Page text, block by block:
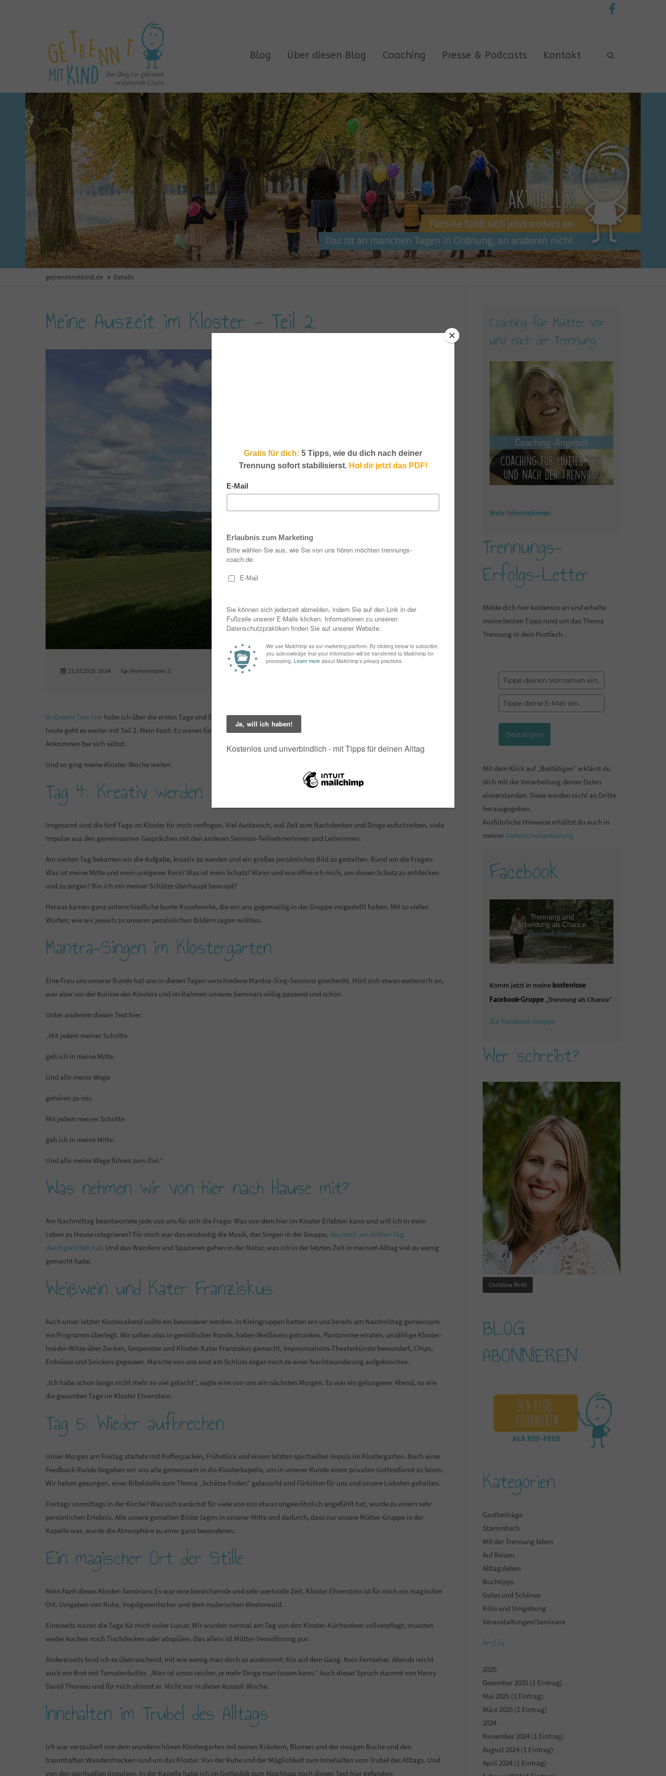
Blog Über diesen Blog Coaching Presse & Podcasts Kontakt
getrenntmitkind.de Details
Meine Auszeit im Kloster - Teil 2
21.07.2019. 19:04 (Kommentare: 1)
In diesem Text hier habe ich über die ersten Tage und Erfahrungen während meines Sommer-Kloster-Seminars geschrieben. Und
heute geht es weiter mit Teil 2. Mein Fazit: Es waren fünf eindrucksvolle Tage. Mit Ruhe, Natur, spirituellen Impulsen und einem
Ankommen bei sich selbst.
Und so ging meine Kloster-Woche weiter:
Tag 4: Kreativ werden
Insgesamt sind die fünf Tage im Kloster für mich verflogen. Viel Austausch, viel Zeit zum Nachdenken und Dinge aufschreiben, viele
Impulse aus den gemeinsamen Gesprächen mit den anderen Seminar-Teilnehmerinnen und Leiterinnen.
Am vierten Tag bekamen wir die Aufgabe, kreativ zu werden und ein großes persönliches Bild zu gestalten. Rund um die Fragen:
Was ist meine Mitte und mein ureigener Kern? Was ist mein Schatz? Wann und wie öffne ich mich, um diesen Schatz zu entdecken
und zu zeigen? Bin ich mir meiner Schätze überhaupt bewusst?
Heraus kamen ganz unterschiedliche bunte Kunstwerke, die wir uns gegenseitig in der Gruppe vorgestellt haben. Mit so vielen
Worten, wie wir jeweils zu unseren persönlichen Bildern sagen wollten.
Mantra-Singen im Klostergarten
Eine Frau uns unserer Runde hat uns in diesen Tagen verschiedene Mantra-Sing-Sessions geschenkt. Hört sich etwas esotersich an,
war aber vor der Kulisse des Klosters und im Rahmen unseres Seminars völlig passend und schön.
Unter anderem diesen Text hier:
„Mit jedem meiner Schritte
geh ich in meine Mitte.
Und alle meine Wege
gehören zu mir.
Mit jedem meiner Schritte
geh ich in meine Mitte.
Und alle meine Wege führen zum Ziel.“
Was nehmen wir von hier nach Hause mit?
Am Nachmittag beantwortete jede von uns für sich die Frage: Was von dem hier im Kloster Erlebten kann und will ich in mein
Leben zu Hause integrieren? Für mich war das eindeutig die Musik, das Singen in der Gruppe, das mich am dritten Tag
durchgerüttelt hat. Und das Wandern und Spazieren gehen in der Natur, was ich in der letzten Zeit in meinem Alltag viel zu wenig
gemacht habe.
Weißwein und Kater Franziskus
Auch unser letzter Klosterabend sollte ein besonderer werden. In Kleingruppen hatten wir uns bereits am Nachmittag gemeinsam
ein Programm überlegt. Wir saßen also in gemütlicher Runde, haben Weißwein getrunken, Pantomime erraten, unzählige Kloster-
Insider-Witze über Zecken, Gespenster und Kloster-Kater Franziskus gemacht, Improvisations-Theaterkünste bewundert, Chips,
Erdnüsse und Snickers gegessen. Manche von uns sind am Schluss sogar noch zu einer Nachtwanderung aufgebrochen.
„Ich habe schon lange nicht mehr so viel gelacht“, sagte eine von uns am nächsten Morgen. Es war ein gelungener Abend, so wie
die gesamten Tage im Kloster Ehrenstein.
Tag 5: Wieder aufbrechen
Unser Morgen am Freitag startete mit Kofferpacken, Frühstück und einem letzten spirituellen Impuls im Klostergarten. Nach einer
Feedback-Runde begaben wir uns alle gemeinsam in die Klosterkapelle, um in unserer Runde einen privaten Gottesdienst zu feiern.
Wir haben gesungen, einer Bibelstelle zum Thema „Schätze finden“ gelauscht und Fürbitten für uns und unsere Liebsten gehalten.
Freitags vormittags in der Kirche? Was sich zunächst für viele von uns etwas ungewöhnlich angefühlt hat, wurde zu einem sehr
persönlichen Erlebnis. Alle unsere gemalten Bilder lagen in unserer Mitte und dadurch, dass nur unsere Mütter-Gruppe in der
Kapelle war, wurde die Atmosphäre zu einer ganz besonderen.
Ein magischer Ort der Stille
Mein Fazit dieses Kloster-Seminars: Es war eine bereichernde und sehr wertvolle Zeit. Kloster Ehrenstein ist für mich ein magischer
Ort. Umgeben von Ruhe, Vogelgezwitscher und dem malerischen Westerwald.
Einerseits waren die Tage für mich voller Luxus: Wir wurden viermal am Tag von den Kloster-Küchenfeen vollverpflegt, mussten
weder kochen noch Tischdecken oder abspülen. Das allein ist Mütter-Verwöhnung pur.
Andererseits fand ich es überraschend, mit wie wenig man doch so auskommt: Klo auf dem Gang. Kein Fernseher. Abends reicht
auch ein Brot mit Tomatenbutter. „Man ist umso reicher, je mehr Dinge man lassen kann.“ Auch dieser Spruch stammt von Henry
David Thoreau und für mich stimmt er. Nicht nur in dieser Auszeit-Woche.
Innehalten im Trubel des Alltags
Ich war verzaubert von dem wunderschönen Klostergarten mit seinen Kräutern, Blumen und der riesigen Buche und den
traumhaften Wanderstrecken rund um das Kloster. Von der Ruhe und der Möglichkeit zum Innehalten vom Trubel des Alltags. Und
von den spirituellen Impulsen. In der Kapelle habe ich im Gotteslob zum Abschluss noch diesen Text hier gefunden:
Coaching für Mütter vor
und nach der Trennung
Mehr Informationen
Trennungs-
Erfolgs-Letter
Melde dich hier kostenlos an und erhalte
meine besten Tipps rund um das Thema
Trennung in dein Postfach.
Bestätigen
Mit dem Klick auf „Bestätigen“ erklärst du
dich mit der Verarbeitung deiner Daten
einverstanden. Diese werden nicht an Dritte
herausgegeben.
Ausführliche Hinweise erhältst du auch in
meiner Datenschutzerklärung
Facebook
Komm jetzt in meine kostenlose
Facebook-Gruppe „Trennung als Chance“
Zur Facebook-Gruppe
Wer schreibt?
Christina Rinkl
BLOG
ABONNIEREN
Kategorien
Gastbeiträge
Stammtisch
Mit der Trennung leben
Auf Reisen
Alltagsleben
Buchtipps
Gutes und Schönes
Köln und Umgebung
Veranstaltungen/Seminare
Archiv
2025
Dezember 2025 (1 Eintrag)
Mai 2025 (1 Eintrag)
März 2025 (1 Eintrag)
2024
November 2024 (1 Eintrag)
August 2024 (1 Eintrag)
April 2024 (1 Eintrag)